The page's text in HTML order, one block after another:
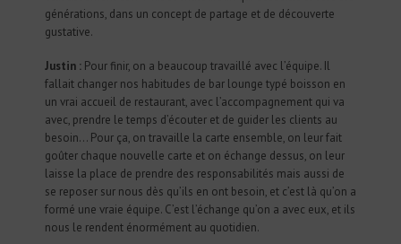
générations, dans un concept de partage et de découverte
gustative.
Justin : Pour finir, on a beaucoup travaillé avec l’équipe. Il
fallait changer nos habitudes de bar lounge typé boisson en
un vrai accueil de restaurant, avec l’accompagnement qui va
avec, prendre le temps d’écouter et de guider les clients au
besoin… Pour ça, on travaille la carte ensemble, on leur fait
goûter chaque nouvelle carte et on échange dessus, on leur
laisse la place de prendre des responsabilités mais aussi de
se reposer sur nous dès qu’ils en ont besoin, et c’est là qu’on a
formé une vraie équipe. C’est l’échange qu’on a avec eux, et ils
nous le rendent énormément au quotidien.